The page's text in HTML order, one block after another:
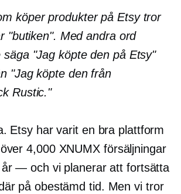
köper produkter på Etsy tror
"butiken". Med andra ord
säga "Jag köpte den på Etsy"
"Jag köpte den från
Rustic."
Etsy har varit en bra plattform
4,000 XNUMX försäljningar
— och vi planerar att fortsätta
på obestämd tid. Men vi tror